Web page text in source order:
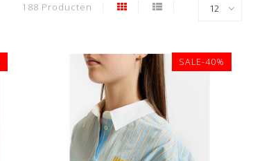
188 Producten
SALE-40%